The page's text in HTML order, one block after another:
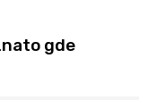
gde